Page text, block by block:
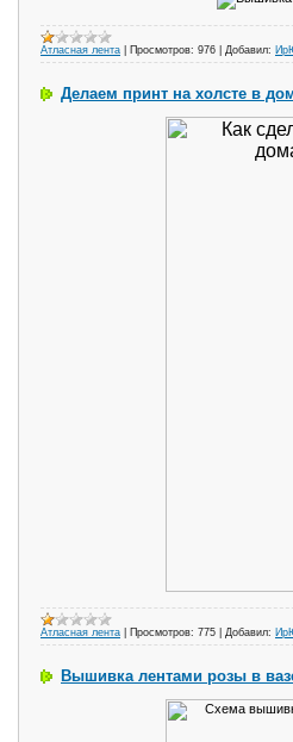
Атласная лента Просмотров: 976 Добавил:
Делаем принт на холсте в
Атласная лента Просмотров: 775 Добавил:
Вышивкa лентaми розы в